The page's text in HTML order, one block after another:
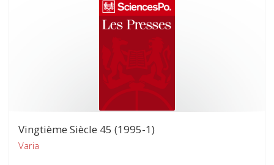
Vingtième Siècle 45 (1995-1)
Varia